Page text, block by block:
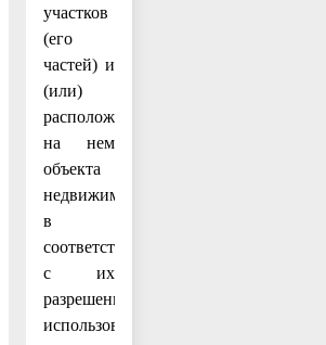
участков
(его
частей) и
(или)
расположенного
на нем
объекта
недвижимости
в
соответствии
с их
разрешенным
использованием